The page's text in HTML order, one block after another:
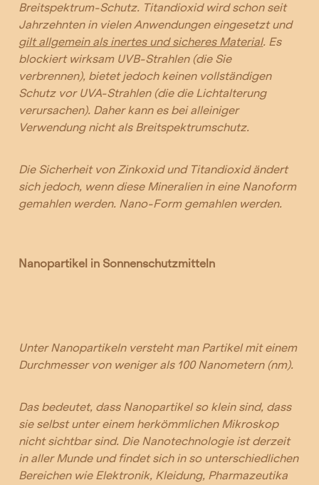
Breitspektrum-Schutz. Titandioxid wird schon seit
Jahrzehnten in vielen Anwendungen eingesetzt und
gilt allgemein als inertes und sicheres Material. Es
blockiert wirksam UVB-Strahlen (die Sie
verbrennen), bietet jedoch keinen vollständigen
Schutz vor UVA-Strahlen (die die Lichtalterung
verursachen). Daher kann es bei alleiniger
Verwendung nicht als Breitspektrumschutz.
Die Sicherheit von Zinkoxid und Titandioxid ändert
sich jedoch, wenn diese Mineralien in eine Nanoform
gemahlen werden. Nano-Form gemahlen werden.
Nanopartikel in Sonnenschutzmitteln
Unter Nanopartikeln versteht man Partikel mit einem
Durchmesser von weniger als 100 Nanometern (nm).
Das bedeutet, dass Nanopartikel so klein sind, dass
sie selbst unter einem herkömmlichen Mikroskop
nicht sichtbar sind. Die Nanotechnologie ist derzeit
in aller Munde und findet sich in so unterschiedlichen
Bereichen wie Elektronik, Kleidung, Pharmazeutika